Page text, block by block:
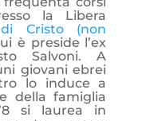
la Libera
Cristo (non
è preside l’ex
Salvoni. A
giovani ebrei
lo induce a
della famiglia
si laurea in